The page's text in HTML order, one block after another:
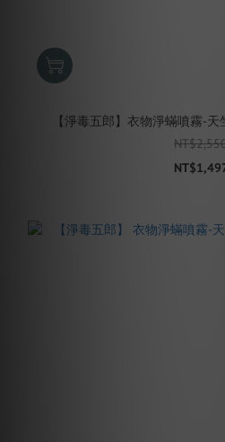
【淨毒五郎】衣物淨蟎噴霧-